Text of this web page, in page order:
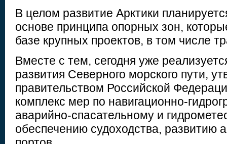
В целом развитие Арктики
основе принципа опорных зон,
базе крупных проектов, в том числе
Вместе с тем, сегодня уже
развития Северного морского пути,
правительством Российской
комплекс мер по навигационно-
аварийно-спасательному и
обеспечению судоходства, развитию